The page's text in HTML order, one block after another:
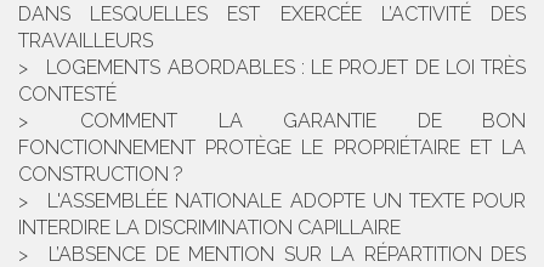
DANS LESQUELLES EST EXERCÉE L’ACTIVITÉ DES
TRAVAILLEURS
LOGEMENTS ABORDABLES : LE PROJET DE LOI TRÈS
CONTESTÉ
COMMENT LA GARANTIE DE BON
FONCTIONNEMENT PROTÈGE LE PROPRIÉTAIRE ET LA
CONSTRUCTION ?
L'ASSEMBLÉE NATIONALE ADOPTE UN TEXTE POUR
INTERDIRE LA DISCRIMINATION CAPILLAIRE
L’ABSENCE DE MENTION SUR LA RÉPARTITION DES